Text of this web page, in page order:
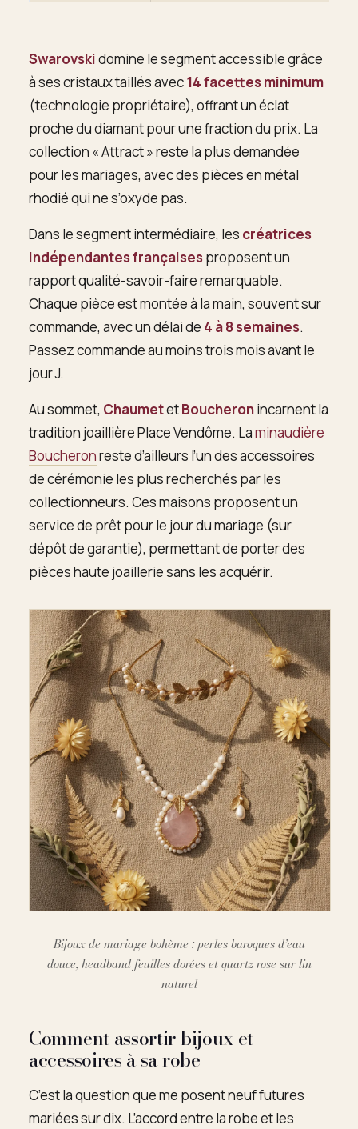
Swarovskidomine le segment accessible grâce
à ses cristaux taillés avec14 facettes minimum
(technologie propriétaire), offrant un éclat
proche du diamant pour une fraction du prix. La
collection « Attract » reste la plus demandée
pour les mariages, avec des pièces en métal
rhodié qui ne s’oxyde pas.
Dans le segment intermédiaire, les créatrices
indépendantes françaises proposent un
rapport qualité-savoir-faire remarquable.
Chaque pièce est montée à la main, souvent sur
commande, avec un délai de 4 à 8 semaines.
Passez commande au moins trois mois avant le
jour J.
Au sommet, ChaumetetBoucheronincarnent la
tradition joaillière Place Vendôme. Laminaudière
Boucheronreste d’ailleurs l’un des accessoires
de cérémonie les plus recherchés par les
collectionneurs. Ces maisons proposent un
service de prêt pour le jour du mariage (sur
dépôt de garantie), permettant de porter des
pièces haute joaillerie sans les acquérir.
Bijoux de mariage bohème : perles baroques d’eau
douce, headband feuilles dorées et quartz rose sur lin
naturel
Comment assortir bijoux et
accessoires à sa robe
C’est la question que me posent neuf futures
mariées sur dix. L’accord entre la robe et les